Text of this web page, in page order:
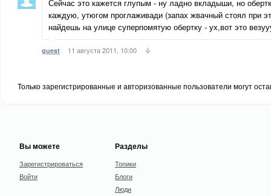
Сейчас это кажется глупым - ну ладно вкладыши, но
каждую, утюгом проглаживади (запах жвачный стоял при
найдешь на улице суперпомятую обертку - ух,вот это
guest 11 августа 2011, 10:00
Только зарегистрированные и авторизованные пользователи могут
Вы можете
Зарегистрироваться
Войти
Разделы
Топики
Блоги
Люди